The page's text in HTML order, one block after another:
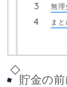
無
まと
貯金の